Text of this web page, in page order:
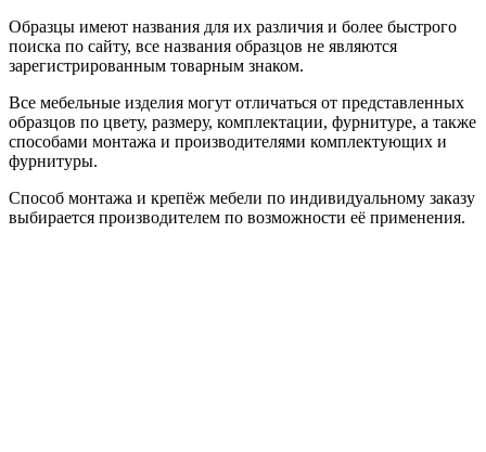
Образцы имеют названия для их различия и более быстрого
поиска по сайту, все названия образцов не являются
зарегистрированным товарным знаком.
Все мебельные изделия могут отличаться от представленных
образцов по цвету, размеру, комплектации, фурнитуре, а также
способами монтажа и производителями комплектующих и
фурнитуры.
Способ монтажа и крепёж мебели по индивидуальному заказу
выбирается производителем по возможности её применения.